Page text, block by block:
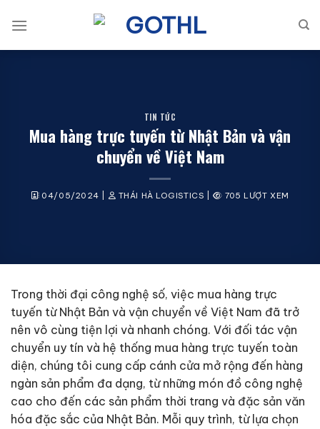
qua
TIN TỨC
Mua hàng trực tuyến từ Nhật Bản và vận
chuyển về Việt Nam
04/05/2024 THÁI HÀ LOGISTICS 705 LƯỢT XEM
Trong thời đại công nghệ số, việc mua hàng trực
tuyến từ Nhật Bản và vận chuyển về Việt Nam đã trở
nên vô cùng tiện lợi và nhanh chóng. Với đối tác vận
chuyển uy tín và hệ thống mua hàng trực tuyến toàn
diện, chúng tôi cung cấp cánh cửa mở rộng đến hàng
ngàn sản phẩm đa dạng, từ những món đồ công nghệ
cao cho đến các sản phẩm thời trang và đặc sản văn
hóa đặc sắc của Nhật Bản. Mỗi quy trình, từ lựa chọn